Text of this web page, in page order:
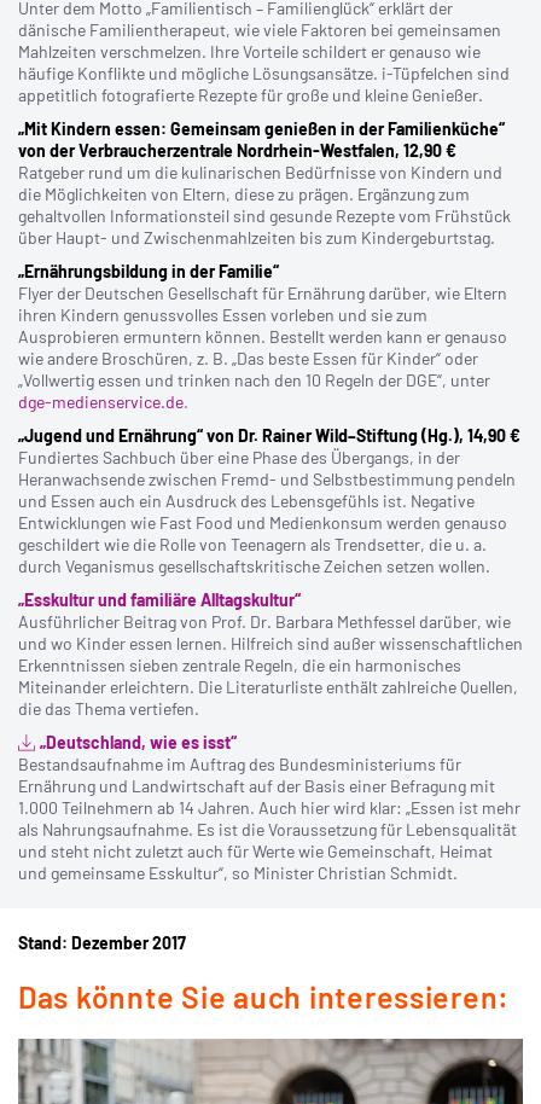
Unter dem Motto „Familientisch – Familienglück“ erklärt der
dänische Familientherapeut, wie viele Faktoren bei gemeinsamen
Mahlzeiten verschmelzen. Ihre Vorteile schildert er genauso wie
häufige Konflikte und mögliche Lösungsansätze. i-Tüpfelchen sind
appetitlich fotografierte Rezepte für große und kleine Genießer.
„Mit Kindern essen: Gemeinsam genießen in der Familienküche“
von der Verbraucherzentrale Nordrhein-Westfalen, 12,90 €
Ratgeber rund um die kulinarischen Bedürfnisse von Kindern und
die Möglichkeiten von Eltern, diese zu prägen. Ergänzung zum
gehaltvollen Informationsteil sind gesunde Rezepte vom Frühstück
über Haupt- und Zwischenmahlzeiten bis zum Kindergeburtstag.
„Ernährungsbildung in der Familie“
Flyer der Deutschen Gesellschaft für Ernährung darüber, wie Eltern
ihren Kindern genussvolles Essen vorleben und sie zum
Ausprobieren ermuntern können. Bestellt werden kann er genauso
wie andere Broschüren, z. B. „Das beste Essen für Kinder“ oder
„Vollwertig essen und trinken nach den 10 Regeln der DGE“, unter
dge-medienservice.de.
„Jugend und Ernährung“ von Dr. Rainer Wild–Stiftung (Hg.), 14,90 €
Fundiertes Sachbuch über eine Phase des Übergangs, in der
Heranwachsende zwischen Fremd- und Selbstbestimmung pendeln
und Essen auch ein Ausdruck des Lebensgefühls ist. Negative
Entwicklungen wie Fast Food und Medienkonsum werden genauso
geschildert wie die Rolle von Teenagern als Trendsetter, die u. a.
durch Veganismus gesellschaftskritische Zeichen setzen wollen.
„Esskultur und familiäre Alltagskultur“
Ausführlicher Beitrag von Prof. Dr. Barbara Methfessel darüber, wie
und wo Kinder essen lernen. Hilfreich sind außer wissenschaftlichen
Erkenntnissen sieben zentrale Regeln, die ein harmonisches
Miteinander erleichtern. Die Literaturliste enthält zahlreiche Quellen,
die das Thema vertiefen.
„Deutschland, wie es isst“
Bestandsaufnahme im Auftrag des Bundesministeriums für
Ernährung und Landwirtschaft auf der Basis einer Befragung mit
1.000 Teilnehmern ab 14 Jahren. Auch hier wird klar: „Essen ist mehr
als Nahrungsaufnahme. Es ist die Voraussetzung für Lebensqualität
und steht nicht zuletzt auch für Werte wie Gemeinschaft, Heimat
und gemeinsame Esskultur“, so Minister Christian Schmidt.
Stand: Dezember 2017
Das könnte Sie auch interessieren: